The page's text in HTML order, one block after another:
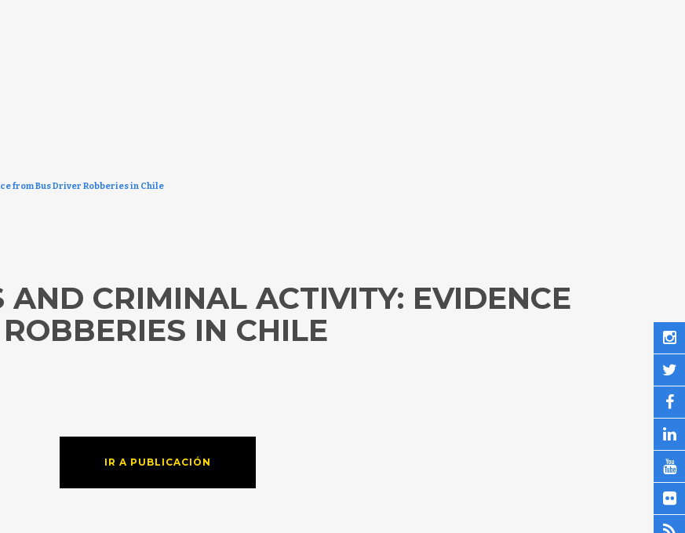
from Bus Driver Robberies in Chile
AND CRIMINAL ACTIVITY: EVIDENCE
IN CHILE
IR A PUBLICACIÓN